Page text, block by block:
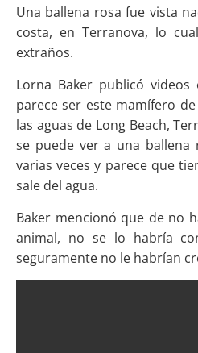
Una ballena rosa fue vista
costa, en Terranova, lo
extraños.
Lorna Baker publicó
parece ser este mamífero
las aguas de Long Beach,
se puede ver a una ballena
varias veces y parece que
sale del agua.
Baker mencionó que de no
animal, no se lo habría
seguramente no le habrían